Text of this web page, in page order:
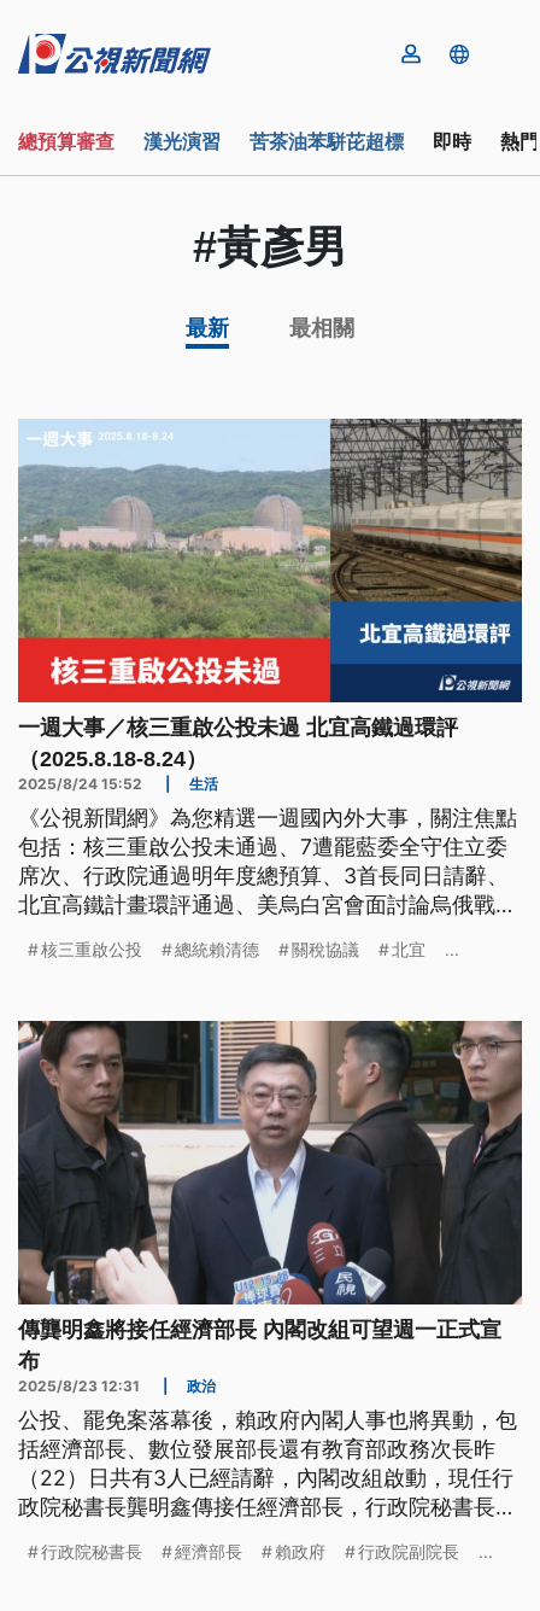
總預算審查 漢光演習 苦茶油苯駢芘超標 即時 熱
#黃彥男
最新 最相關
一週大事／核三重啟公投未過 北宜高鐵過環評
（2025.8.18-8.24）
2025/8/24 15:52 生活
《公視新聞網》為您精選一週國內外大事，關注焦點
包括：核三重啟公投未通過、7遭罷藍委全守住立委
席次、行政院通過明年度總預算、3首長同日請辭、
北宜高鐵計畫環評通過、美烏白宮會面討論烏俄戰
核三重啟公投 總統賴清德 關稅協議 北宜 ...
傳龔明鑫將接任經濟部長 內閣改組可望週一正式宣
布
2025/8/23 12:31 政治
公投、罷免案落幕後，賴政府內閣人事也將異動，包
括經濟部長、數位發展部長還有教育部政務次長昨
（22）日共有3人已經請辭，內閣改組啟動，現任行
政院秘書長龔明鑫傳接任經濟部長，行政院秘書長將
示，希望給國人更快更大的行政團隊改革，讓總統有
行政院秘書長 經濟部長 賴政府 行政院副院長 ...